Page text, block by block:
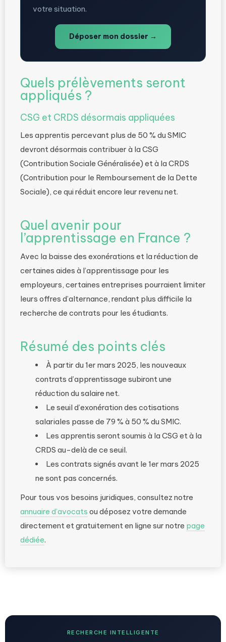
votre situation.
Déposer mon dossier →
Quels prélèvements seront
appliqués ?
CSG et CRDS désormais appliquées
Les apprentis percevant plus de 50 % du SMIC
devront désormais contribuer à la CSG
(Contribution Sociale Généralisée) et à la CRDS
(Contribution pour le Remboursement de la Dette
Sociale), ce qui réduit encore leur revenu net.
Quel avenir pour
l’apprentissage en France ?
Avec la baisse des exonérations et la réduction de
certaines aides à l’apprentissage pour les
employeurs, certaines entreprises pourraient limiter
leurs offres d’alternance, rendant plus difficile la
recherche de contrats pour les étudiants.
Résumé des points clés
À partir du 1er mars 2025, les nouveaux
contrats d’apprentissage subiront une
réduction du salaire net.
Le seuil d’exonération des cotisations
salariales passe de 79 % à 50 % du SMIC.
Les apprentis seront soumis à la CSG et à la
CRDS au-delà de ce seuil.
Les contrats signés avant le 1er mars 2025
ne sont pas concernés.
Pour tous vos besoins juridiques, consultez notre
annuaire d’avocats ou déposez votre demande
directement et gratuitement en ligne sur notre page
dédiée.
RECHERCHE INTELLIGENTE